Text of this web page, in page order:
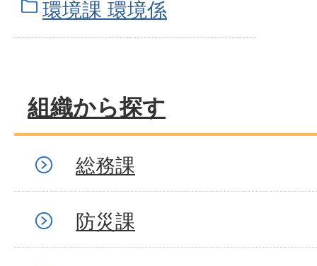
環境課 環境係
組織から探す
総務課
防災課